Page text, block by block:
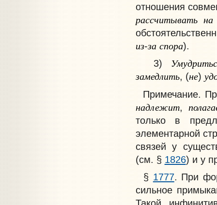
отношения
рассчитывать на
из-за спора).
3)
замедлить, (не)
Примечание.
надлежит,
только в
элементарной
связей у
(см. § 1826) и у
§ 1777. При
сильное